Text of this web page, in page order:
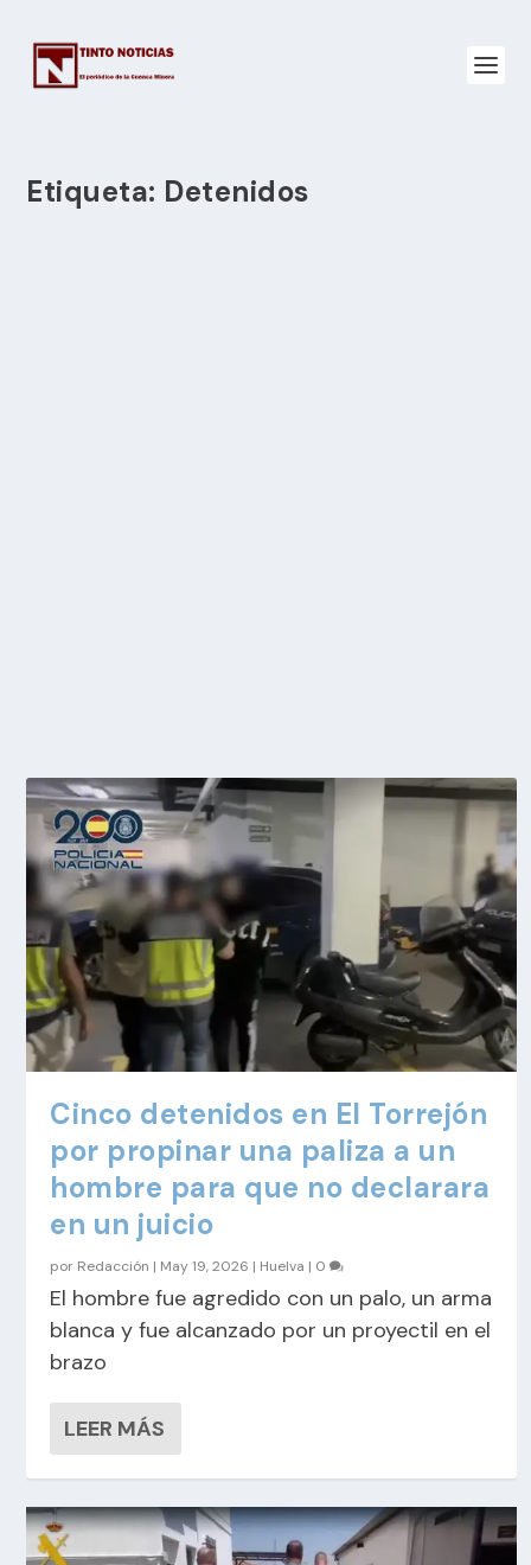
Etiqueta: Detenidos
Cinco detenidos en El Torrejón
por propinar una paliza a un
hombre para que no declarara
en un juicio
por Redacción | May 19, 2026 | Huelva | 0
El hombre fue agredido con un palo, un arma
blanca y fue alcanzado por un proyectil en el
brazo
LEER MÁS